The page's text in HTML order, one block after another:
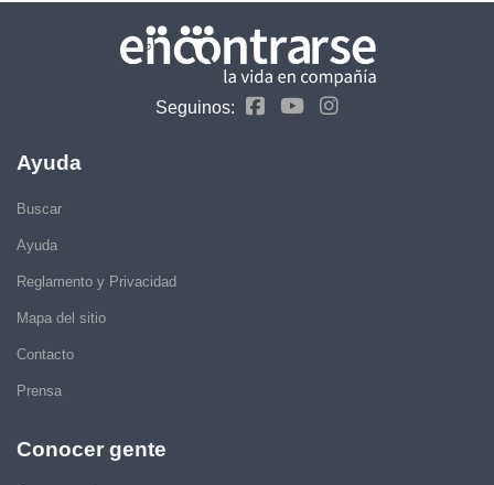
Seguinos:
Ayuda
Buscar
Ayuda
Reglamento y Privacidad
Mapa del sitio
Contacto
Prensa
Conocer gente